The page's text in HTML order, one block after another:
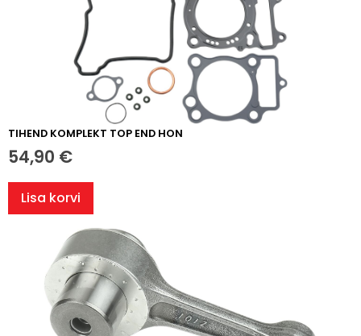
TIHEND KOMPLEKT TOP END HON
54,90 €
Lisa korvi